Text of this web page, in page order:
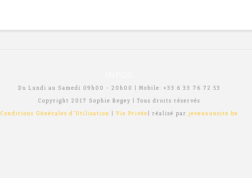
Du Lundi au Samedi 09h00 - 20h00 | Mobile: +33 6 33 76 72 53
Copyright 2017 Sophie Begey | Tous droits réservés
Conditions Générales d'Utilisation Vie Privée | réalisé par jeveuxunsite.be